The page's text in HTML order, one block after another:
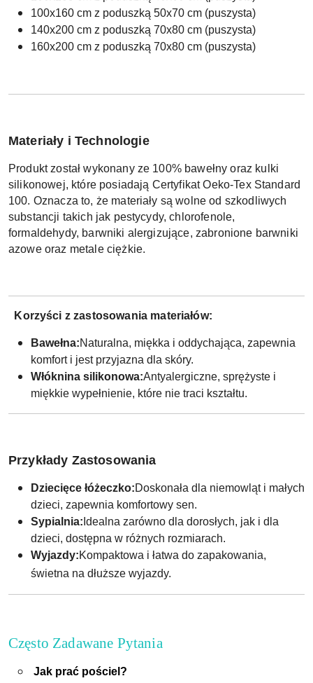
100x160 cm z poduszką 50x70 cm (puszysta)
140x200 cm z poduszką 70x80 cm (puszysta)
160x200 cm z poduszką 70x80 cm (puszysta)
Materiały i Technologie
Produkt został wykonany ze 100% bawełny oraz kulki
silikonowej, które posiadają Certyfikat Oeko-Tex Standard
100. Oznacza to, że materiały są wolne od szkodliwych
substancji takich jak pestycydy, chlorofenole,
formaldehydy, barwniki alergizujące, zabronione barwniki
azowe oraz metale ciężkie.
Korzyści z zastosowania materiałów:
Bawełna:Naturalna, miękka i oddychająca, zapewnia
komfort i jest przyjazna dla skóry.
Włóknina silikonowa:Antyalergiczne, sprężyste i
miękkie wypełnienie, które nie traci kształtu.
Przykłady Zastosowania
Dziecięce łóżeczko:Doskonała dla niemowląt i małych
dzieci, zapewnia komfortowy sen.
Sypialnia: Idealna zarówno dla dorosłych, jak i dla
dzieci, dostępna w różnych rozmiarach.
Wyjazdy:Kompaktowa i łatwa do zapakowania,
świetna na dłuższe wyjazdy.
Często Zadawane Pytania
Jak prać pościel?